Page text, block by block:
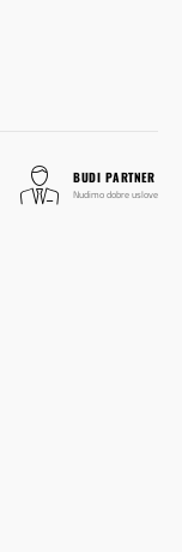
BUDI PARTNER
Nudimo dobre uslove